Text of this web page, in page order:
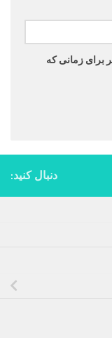
برای زمانی که
دنبال کنید: